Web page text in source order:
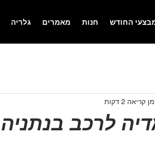
גלריה מאמרים חנות החודש
לרכב בנתניה
קריאה 2 דקות